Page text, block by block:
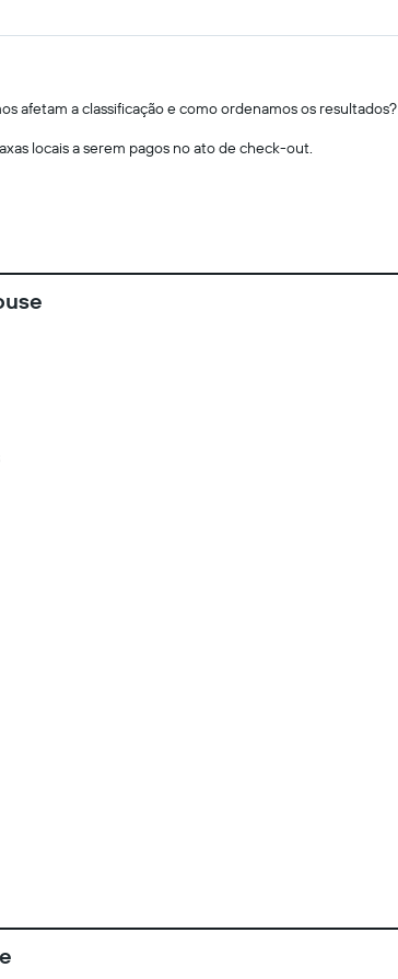
afetam a classificação e como ordenamos os resultados?
locais a serem pagos no ato de check-out.